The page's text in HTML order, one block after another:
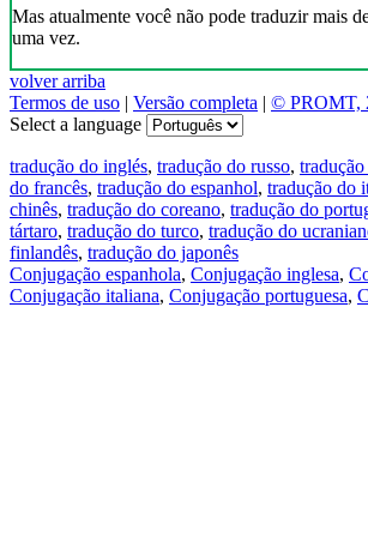
Mas atualmente você não pode traduzir mais
uma vez.
volver arriba
Termos de uso | Versão completa | © PROMT,
Select a language
tradução do inglés, tradução do russo,
do francês, tradução do espanhol, tradução do
chinês, tradução do coreano, tradução do
tártaro, tradução do turco, tradução do
finlandês, tradução do japonês
Conjugação espanhola, Conjugação inglesa,
Conjugação italiana, Conjugação portuguesa,